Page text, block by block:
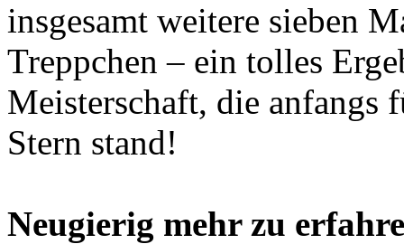
insgesamt weitere sieben
Treppchen – ein tolles
Meisterschaft, die anfangs
Stern stand!
Neugierig mehr zu